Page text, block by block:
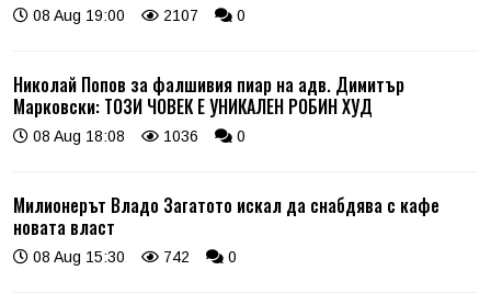
08 Aug 19:00 2107 0
Николай Попов за фалшивия пиар на адв. Димитър
Марковски: ТОЗИ ЧОВЕК Е УНИКАЛЕН РОБИН ХУД
08 Aug 18:08 1036 0
Милионерът Владо Загатото искал да снабдява с кафе
новата власт
08 Aug 15:30 742 0